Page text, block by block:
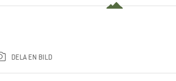
DELA EN BILD